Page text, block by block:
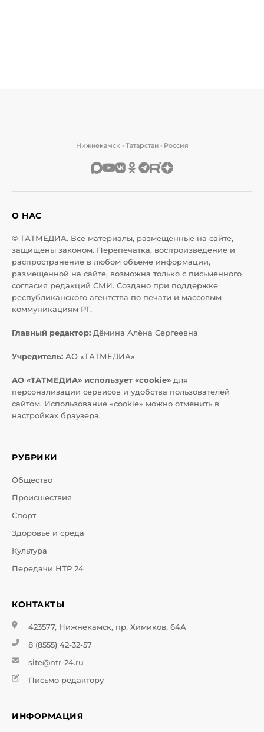
Нижнекамск • Татарстан • Россия
О НАС
© ТАТМЕДИА. Все материалы, размещенные на сайте,
защищены законом. Перепечатка, воспроизведение и
распространение в любом объеме информации,
размещенной на сайте, возможна только с письменного
согласия редакций СМИ. Создано при поддержке
республиканского агентства по печати и массовым
коммуникациям РТ.
Главный редактор: Дёмина Алёна Сергеевна
Учредитель: АО «ТАТМЕДИА»
АО «ТАТМЕДИА» использует «cookie» для
персонализации сервисов и удобства пользователей
сайтом. Использование «cookie» можно отменить в
настройках браузера.
РУБРИКИ
Общество
Происшествия
Спорт
Здоровье и среда
Культура
Передачи НТР 24
КОНТАКТЫ
423577, Нижнекамск, пр. Химиков, 64А
8 (8555) 42-32-57
site@ntr-24.ru
Письмо редактору
ИНФОРМАЦИЯ